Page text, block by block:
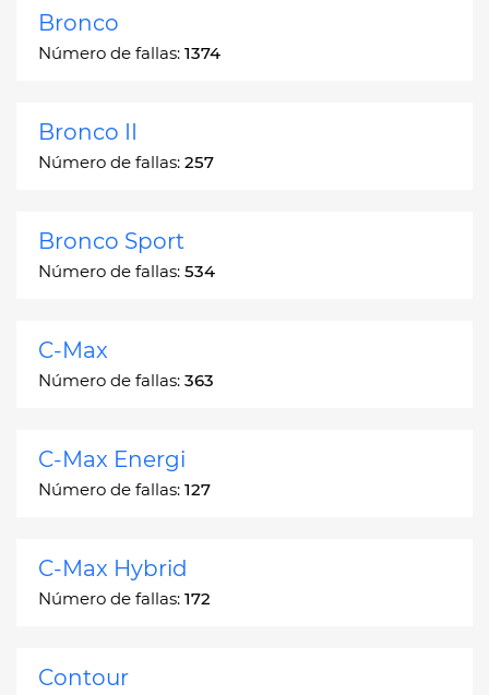
Bronco
Número de fallas: 1374
Bronco II
Número de fallas: 257
Bronco Sport
Número de fallas: 534
C-Max
Número de fallas: 363
C-Max Energi
Número de fallas: 127
C-Max Hybrid
Número de fallas: 172
Contour